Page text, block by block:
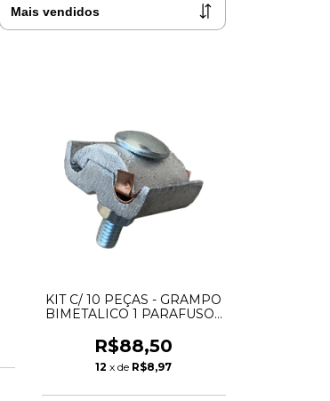
KIT C/ 10 PEÇAS - GRAMPO
BIMETALICO 1 PARAFUSO -
R$88,50
12 x de R$8,97